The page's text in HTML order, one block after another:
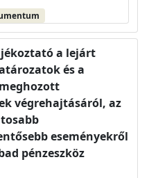
a lejárt
és a
végrehajtásáról, az
eseményekről
pénzeszköz